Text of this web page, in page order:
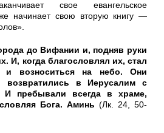
свое евангельское
начинает свою вторую книгу —
до Вифании и, подняв руки
И, когда благословлял их, стал
и возноситься на небо. Они
возвратились в Иерусалим с
И пребыва­ли всегда в храме,
Бога. Аминь (Лк. 24, 50-